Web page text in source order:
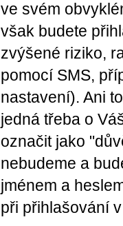
ve svém
však budete
zvýšené riziko,
pomocí SMS,
nastavení). Ani
jedná třeba o
označit jako
nebudeme a
jménem a
při přihlašování